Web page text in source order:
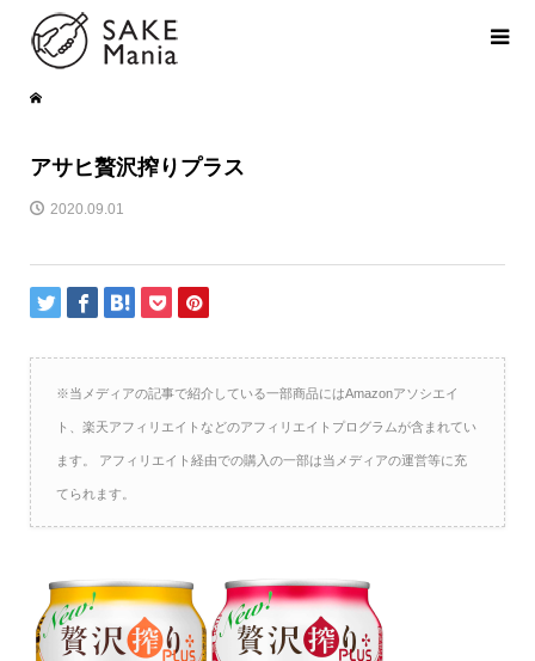
アサヒ贅沢搾りプラス
2020.09.01
※当メディアの記事で紹介している一部商品にはAmazonアソシエイ
ト、楽天アフィリエイトなどのアフィリエイトプログラムが含まれてい
ます。 アフィリエイト経由での購入の一部は当メディアの運営等に充
てられます。